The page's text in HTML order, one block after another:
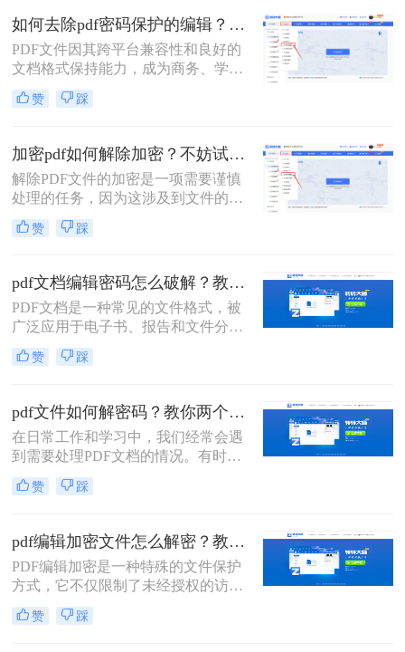
密码怎么解密呢？本文将详细介绍三
种有效的PDF编辑密码解密方法，帮
助您轻松应对这一问题。
如何去除pdf密码保护的编辑？教你两个小方法！
PDF文件因其跨平台兼容性和良好的
文档格式保持能力，成为商务、学习
和日常工作中不可或缺的文件格式。
然而，为了保护文件不被随意修改，
别是编辑权限的限制。本文将详细介
绍如何去除pdf密码保护的编辑，特别
是编辑权限的限制，以便用户能够自
由编辑和修改文件内容。
赞 踩
加密pdf如何解除加密？不妨试试这两种方法！
解除PDF文件的加密是一项需要谨慎
处理的任务，因为这涉及到文件的安
全性和机密性。在解除加密之前，确
保你了解加密的类型和原因，并拥有
操作。那么加密pdf如何解除加密呢？
以下是一些常见的解除PDF文件加密
的方法。
赞 踩
pdf文档编辑密码怎么破解？教你二招轻松解决！
PDF文档是一种常见的文件格式，被
广泛应用于电子书、报告和文件分享
等领域。然而，有时我们可能会遇到
需要编辑或打开被密码保护的PDF文
破解呢？在本文中，我将为您介绍几
种快速破解PDF文档密码的方法。
赞 踩
pdf文件如何解密码？教你两个方法！
在日常工作和学习中，我们经常会遇
到需要处理PDF文档的情况。有时候
我们会遇到一些加密的PDF文件，这
时候如果没有密码，我们就无法进行
文件如何解密码呢？本文将为大家介
绍几种常见的破解PDF密码的方法。
赞 踩
pdf编辑加密文件怎么解密？教你两个小方法。
PDF编辑加密是一种特殊的文件保护
方式，它不仅限制了未经授权的访
问，还阻止了对文件的编辑。如果您
需要编辑一个PDF编辑加密文件，了
赞 踩